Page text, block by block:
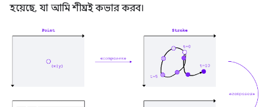
হয়েছে, যা আমি শীঘ্রই কভার করব।